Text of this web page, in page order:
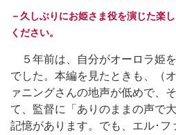
－久しぶりにお姫さま役を演じた楽
ください。
５年前は、自分がオーロラ姫
でした。本編を見たときも、（
ァニングさんの地声が低めで、
て、監督に「ありのままの声で
記憶があります。でも、エル･フ